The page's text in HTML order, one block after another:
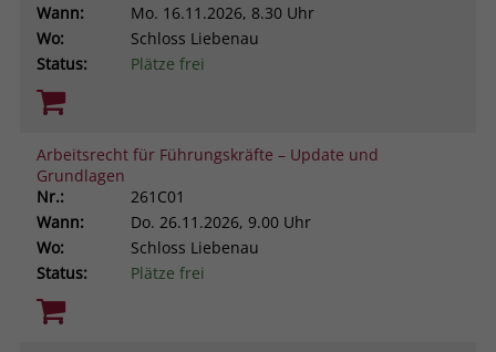
Wann:
Mo. 16.11.2026, 8.30 Uhr
Wo:
Schloss Liebenau
Status:
Plätze frei
Arbeitsrecht für Führungskräfte – Update und
Grundlagen
Nr.:
261C01
Wann:
Do. 26.11.2026, 9.00 Uhr
Wo:
Schloss Liebenau
Status:
Plätze frei